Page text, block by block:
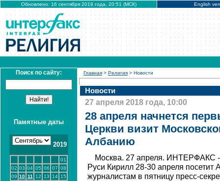
Обновлено: 16 сентября 2019 года, 20:51 (МСК) English
Поиск по сайту:
Памятные даты
2019
01
02 03 04 05 06 07 08
09 10 11 12 13 14 15
Главная > Религия > Новости
Новости
27 апреля 2018 года, 10:00
28 апреля начнется
Церкви визит
Албанию
Москва. 27 апреля. ИНТЕРФАКС -
Руси Кирилл 28-30 апреля
журналистам в пятницу пресс-